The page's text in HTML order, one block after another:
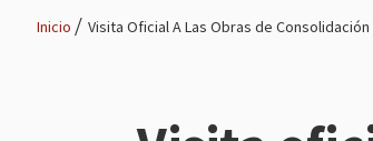
navigation
Inicio Visita Oficial A Las Obras de